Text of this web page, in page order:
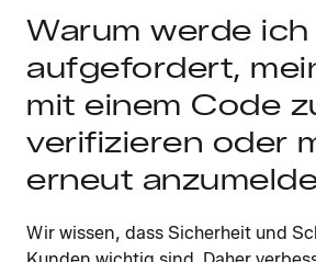
Warum werde ich
aufgefordert,
mit einem Code
verifizieren oder
erneut
Wir wissen, dass Sicherheit und